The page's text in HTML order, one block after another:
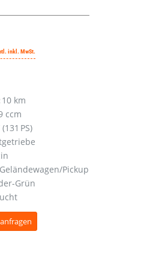
inkl. MwSt.
10 km
ccm
PS)
Pickup
Grün